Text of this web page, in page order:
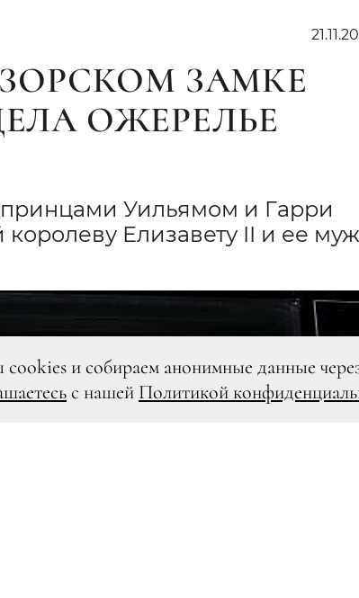
ЗАМКЕ
ОЖЕРЕЛЬЕ
Уильямом и Гарри
Елизавету II и ее
и собираем анонимные данные
с нашей Политикой